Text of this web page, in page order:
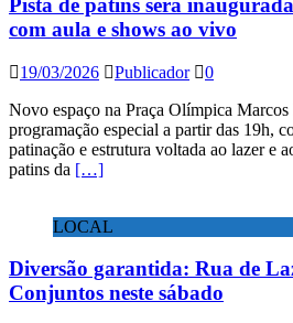
Pista de patins será
com aula e shows ao vivo
19/03/2026 Publicador
0
Novo espaço na Praça Olímpica
programação especial a partir das 19h,
patinação e estrutura voltada ao lazer e
patins da […]
LOCAL
Diversão garantida: Rua de
Conjuntos neste sábado